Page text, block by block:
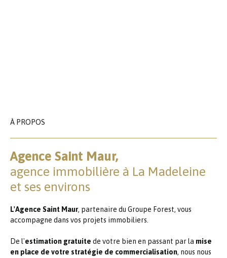
À PROPOS
Agence Saint Maur,
agence immobilière à La Madeleine
et ses environs
L'Agence Saint Maur, partenaire du Groupe Forest, vous
accompagne dans vos projets immobiliers.
De l'estimation gratuite de votre bien en passant par la mise
en place de votre stratégie de commercialisation, nous nous